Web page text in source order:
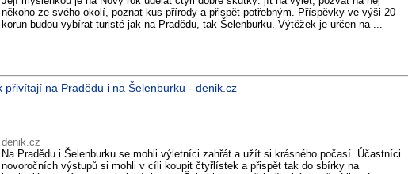
někoho ze svého okolí, poznat kus přírody a přispět potřebným. Příspěvky ve výši 20
korun budou vybírat turisté jak na Pradědu, tak Šelenburku. Výtěžek je určen na ...
přivítají na Pradědu i na Šelenburku - denik.cz
denik.cz
Na Pradědu i Šelenburku se mohli výletníci zahřát a užít si krásného počasí. Účastníci
novoročních výstupů si mohli v cíli koupit čtyřlístek a přispět tak do sbírky na